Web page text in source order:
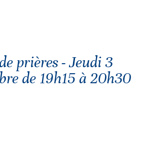
prières - Jeudi 3
de 19h15 à 20h30